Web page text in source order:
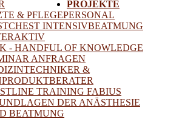
& PFLEGEPERSONAL
INTENSIVBEATMUNG
- HANDFUL OF KNOWLEDGE
ANFRAGEN
&
TRAINING FABIUS
DER ANÄSTHESIE
BEATMUNG
PROJEKTE